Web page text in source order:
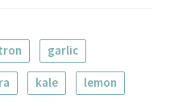
garlic
kale lemon